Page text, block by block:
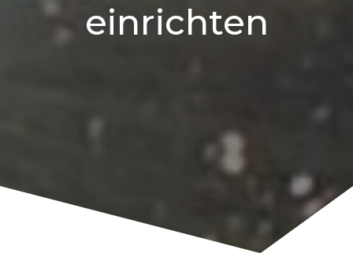
einrichten